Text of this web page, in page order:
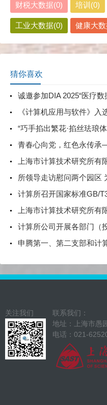
财税大数据(0) 培训(0)
工业大数据(0) 健康大
猜你喜欢
诚邀参加DIA 2025“医疗
《计算机应用与软件》入选《世界
“巧手掐出繁花·掐丝珐琅体验” ——上海市
青春心向党，红色永传承
上海市计算技术研究所有限公司召开中心组学习（扩
所领导走访慰问两个园区
计算所召开国家标准GB/
上海市计算技术研究所有限公司
计算所公司开展各部门（
申腾第一、第二支部和计算
关注我们
联系我们：
地址：上海市愚
电话：021-